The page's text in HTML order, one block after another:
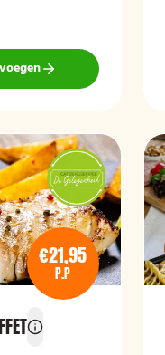
€21,95
P.P